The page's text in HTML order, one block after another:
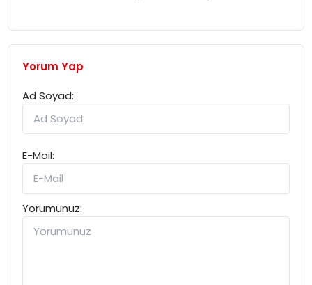
Yorum Yap
Ad Soyad:
E-Mail:
Yorumunuz: